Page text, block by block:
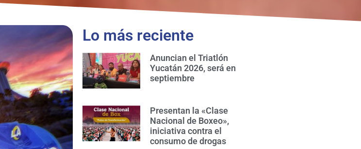
Lo más reciente
Anuncian el Triatlón
Yucatán 2026, será en
septiembre
Presentan la «Clase
Nacional de Boxeo»,
iniciativa contra el
consumo de drogas